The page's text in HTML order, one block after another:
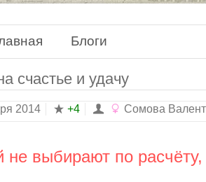
Блоги
счастье и удачу
2014 +4 Сомовa
не выбирают по